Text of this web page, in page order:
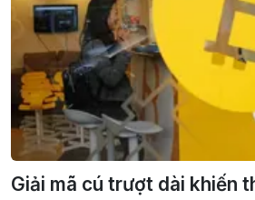
Giải mã cú trượt dài khiến